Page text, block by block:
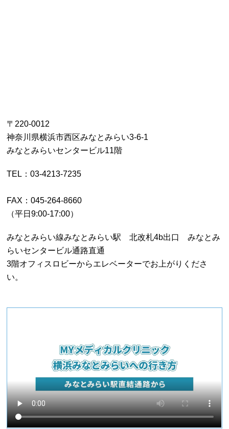
〒220-0012
神奈川県横浜市西区みなとみらい3-6-1
みなとみらいセンタービル11階
TEL：03-4213-7235
FAX：045-264-8660
（平日9:00-17:00）
みなとみらい線みなとみらい駅 北改札4b出口 みなとみ
らいセンタービル通路直通
3階オフィスロビーからエレベーターでお上がりくださ
い。